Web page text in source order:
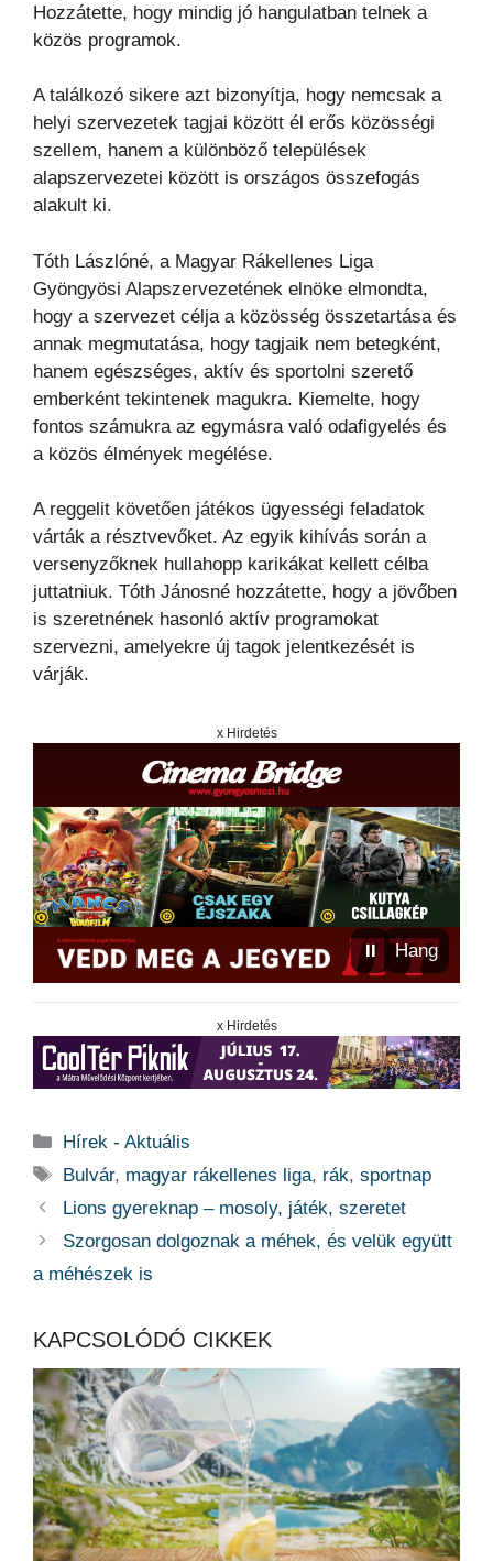
Hozzátette, hogy mindig jó hangulatban telnek a
közös programok.
A találkozó sikere azt bizonyítja, hogy nemcsak a
helyi szervezetek tagjai között él erős közösségi
szellem, hanem a különböző települések
alapszervezetei között is országos összefogás
alakult ki.
Tóth Lászlóné, a Magyar Rákellenes Liga
Gyöngyösi Alapszervezetének elnöke elmondta,
hogy a szervezet célja a közösség összetartása és
annak megmutatása, hogy tagjaik nem betegként,
hanem egészséges, aktív és sportolni szerető
emberként tekintenek magukra. Kiemelte, hogy
fontos számukra az egymásra való odafigyelés és
a közös élmények megélése.
A reggelit követően játékos ügyességi feladatok
várták a résztvevőket. Az egyik kihívás során a
versenyzőknek hullahopp karikákat kellett célba
juttatniuk. Tóth Jánosné hozzátette, hogy a jövőben
is szeretnének hasonló aktív programokat
szervezni, amelyekre új tagok jelentkezését is
várják.
x Hirdetés
⏸ Hang
x Hirdetés
Kategória
Hírek - Aktuális
Címkék
Bulvár, magyar rákellenes liga, rák,sportnap
Lions gyereknap – mosoly, játék, szeretet
Szorgosan dolgoznak a méhek, és velük együtt
a méhészek is
KAPCSOLÓDÓ CIKKEK